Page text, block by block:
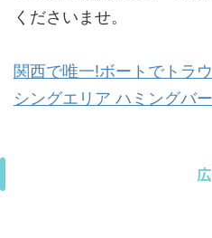
くださいませ。
関西で唯一!ボートでトラ
シングエリア ハミングバ